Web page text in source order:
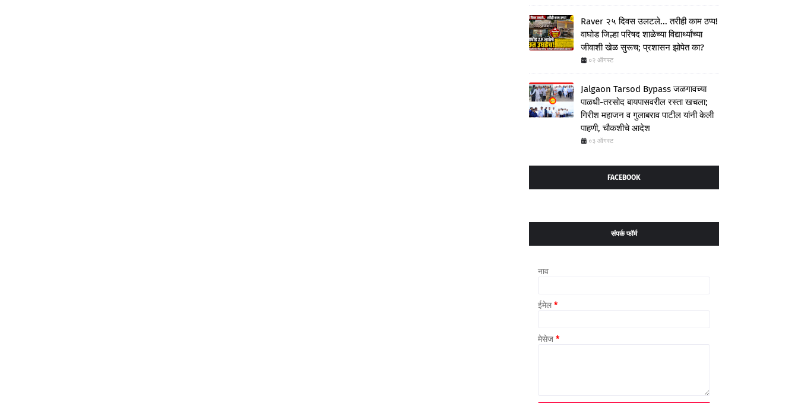
Raver २५ दिवस उलटले... तरीही काम ठप्प!
वाघोड जिल्हा परिषद शाळेच्या विद्यार्थ्यांच्या
जीवाशी खेळ सुरूच; प्रशासन झोपेत का?
०२ ऑगस्ट
Jalgaon Tarsod Bypass जळगावच्या
पाळधी-तरसोद बायपासवरील रस्ता खचला;
गिरीश महाजन व गुलाबराव पाटील यांनी केली
पाहणी, चौकशीचे आदेश
०३ ऑगस्ट
FACEBOOK
संपर्क फॉर्म
नाव
ईमेल*
मेसेज *